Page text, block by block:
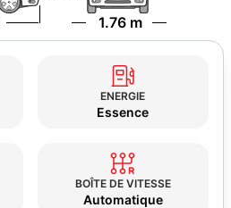
1.76 m
ENERGIE
Essence
BOÎTE DE VITESSE
Automatique